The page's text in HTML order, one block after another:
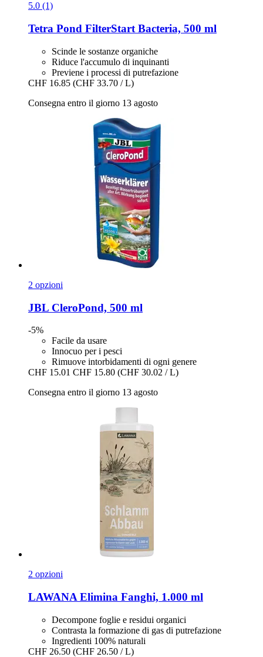
5.0 (1)
Tetra Pond FilterStart Bacteria, 500 ml
Scinde le sostanze organiche
Riduce l'accumulo di inquinanti
Previene i processi di putrefazione
CHF 16.85 (CHF 33.70 / L)
Consegna entro il giorno 13 agosto
2 opzioni
JBL CleroPond, 500 ml
-5%
Facile da usare
Innocuo per i pesci
Rimuove intorbidamenti di ogni genere
CHF 15.01 CHF 15.80 (CHF 30.02 / L)
Consegna entro il giorno 13 agosto
2 opzioni
LAWANA Elimina Fanghi, 1.000 ml
Decompone foglie e residui organici
Contrasta la formazione di gas di putrefazione
Ingredienti 100% naturali
CHF 26.50 (CHF 26.50 / L)